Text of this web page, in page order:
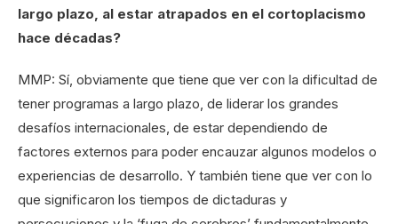
largo plazo, al estar atrapados en el cortoplacismo
hace décadas?
MMP: Sí, obviamente que tiene que ver con la dificultad de
tener programas a largo plazo, de liderar los grandes
desafíos internacionales, de estar dependiendo de
factores externos para poder encauzar algunos modelos o
experiencias de desarrollo. Y también tiene que ver con lo
que significaron los tiempos de dictaduras y